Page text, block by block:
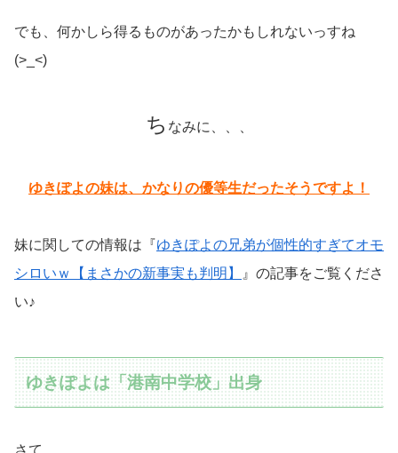
でも、何かしら得るものがあったかもしれないっすね
(>_<)
ち なみに、、、
ゆきぽよの妹は、かなりの優等生だったそうですよ！
妹に関しての情報は『ゆきぽよの兄弟が個性的すぎてオモ
シロいｗ【まさかの新事実も判明】
』の記事をご覧くださ
い♪
ゆきぽよは「港南中学校」出身